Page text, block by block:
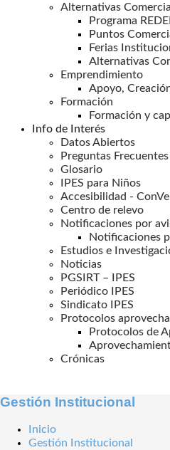
Alternativas
Programa
Puntos
Ferias
Alternativas
Emprendimiento
Apoyo,
Formación
Formación y
Info de Interés
Datos Abiertos
Preguntas Frecuentes
Glosario
IPES para Niños
Accesibilidad -
Centro de relevo
Notificaciones por
Notificaciones
Estudios e
Noticias
PGSIRT – IPES
Periódico IPES
Sindicato IPES
Protocolos
Protocolos de
Crónicas
Gestión Institucional
Inicio
Gestión Institucional